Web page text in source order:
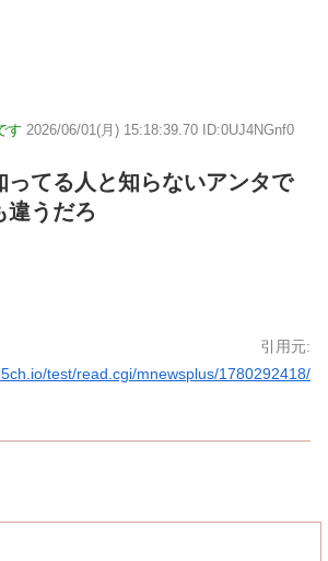
す 2026/06/01(月) 15:18:39.70 ID:0UJ4NGnf0
ってる人と知らないアンタで
違うだろ
引用元:
test/read.cgi/mnewsplus/1780292418/